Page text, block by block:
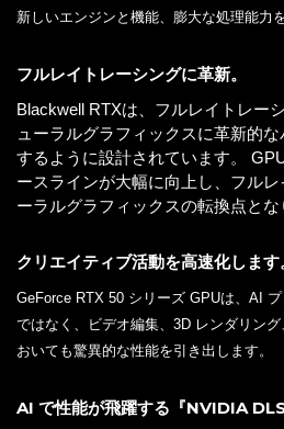
新しいエンジンと機能、膨大な処理能力
フルレイトレーシングに革新。
Blackwell RTXは、フルレイトレー
ューラルグラフィックスに革新的
するように設計されています。
ースラインが大幅に向上し、フル
ーラルグラフィックスの転換点とな
クリエイティブ活動を高速化します
GeForce RTX 50 シリーズ GPUは、AI
ではなく、ビデオ編集、3D レンダリン
おいても驚異的な性能を引き出します。
AI で性能が飛躍する『NVIDIA